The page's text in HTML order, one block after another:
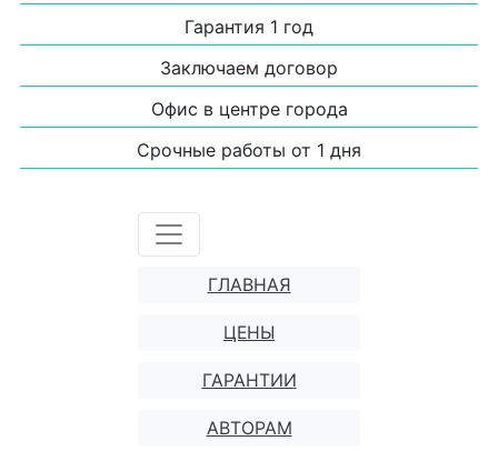
Гарантия 1 год
Заключаем договор
Офис в центре города
Срочные работы от 1 дня
ГЛАВНАЯ
ЦЕНЫ
ГАРАНТИИ
АВТОРАМ